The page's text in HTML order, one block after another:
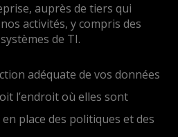
auprès de tiers qui
activités, y compris des
de TI.
adéquate de vos données
l’endroit où elles sont
place des politiques et des